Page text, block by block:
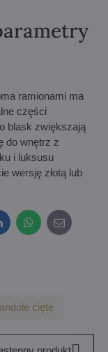
ramionami ma
części
blask zwiększają
do wnętrz z
i luksusu
wersję złotą lub
WhatsApp
E-
mail
cięte